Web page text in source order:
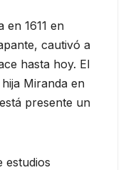
en 1611 en
cautivó a
hasta hoy. El
Miranda en
presente un
estudios